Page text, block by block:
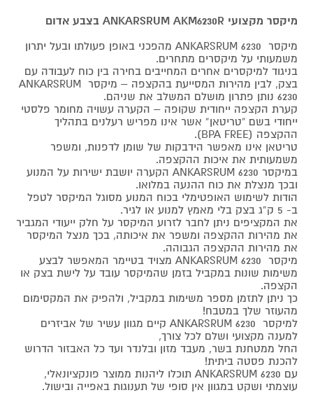
מיקסר מקצועי ANKARSRUM AKM6230R בצבע אדום
מיקסר ANKARSRUM 6230 מהפכני באופן פעולתו ובעל יתרון
משמעותי על מיקסרים מתחרים.
בניגוד למיקסרים אחרים המחייבים בחירה בין כוח לעבודה עם
בצק, לבין מהירות המסייעת בהקצפה – מיקסר ANKARSRUM
6230 נותן פתרון מושלם המשלב את שניהם.
קערת הקצפה ייחודית שקופה – הקערה עשויה מחומר פלסטי
ייחודי בשם “טריטאן” אשר אינו מפריש רעלנים בתהליך
ההקצפה (BPA FREE).
טריטאן אינו מאפשר הידבקות של שומן לדפנות, ומשפר
משמעותית את איכות ההקצפה.
במיקסר ANKARSRUM 6230 הקערה יושבת ישירות על המנוע
ובכך מנצלת את כוח ההנעה במלואו.
הודות לשימוש האופטימלי בכוח המנוע מסוגל המיקסר לטפל
ב- 5 ק”ג בצק בלי מאמץ למנוע או לגיר.
את המקציפים ניתן לחבר לזרוע המיקסר על חלק ייעודי המגביר
את מהירות ההקצפה ומשפר את איכותה, בכך מנצל המיקסר
את מהירות ההקצפה הגבוהה.
מיקסר ANKARSRUM 6230 מצויד בטיימר המאפשר לבצע
משימות שונות במקביל בזמן שהמיקסר עובד על לישת בצק או
הקצפה.
כך ניתן לתזמן מספר משימות במקביל, ולהפיק את המקסימום
מהעוזר שלך במטבח!
למיקסר ANKARSRUM 6230 קיים מגוון עשיר של אביזרים
למענה מקצועי ושלם לכל צורך,
החל ממטחנת בשר, מעבד מזון ובלנדר ועד כל האבזור הדרוש
להכנת פסטה ביתית!
עם ANKARSRUM 6230 תוכלו ליהנות ממוצר פונקציונאלי,
עוצמתי ושקט במגוון אין סופי של תענוגות באפייה ובישול.